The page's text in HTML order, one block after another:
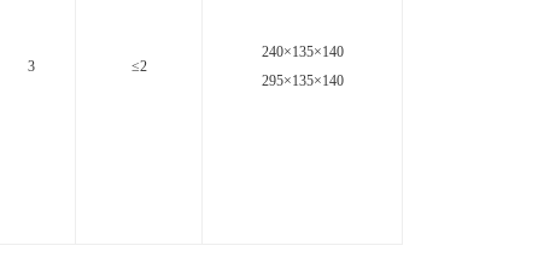
3 ≤2
240×135×140
295×135×140